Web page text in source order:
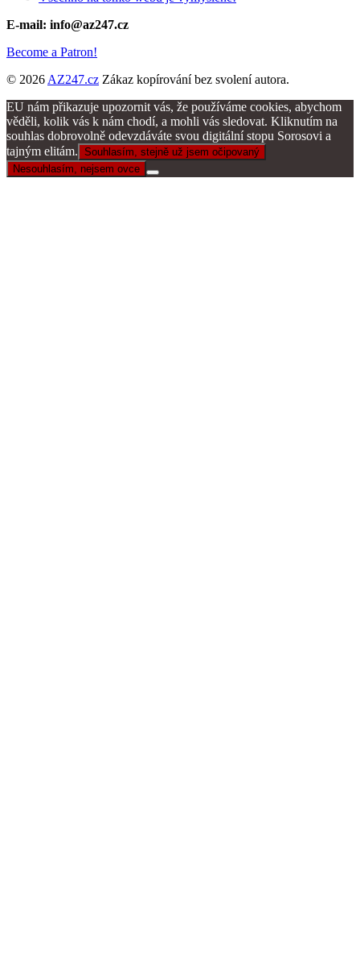
E-mail: info@az247.cz
Become a Patron!
© 2026 AZ247.cz Zákaz kopírování bez svolení autora.
EU nám přikazuje upozornit vás, že používáme cookies, abychom
věděli, kolik vás k nám chodí, a mohli vás sledovat. Kliknutím na
souhlas dobrovolně odevzdáváte svou digitální stopu Sorosovi a
tajným elitám. Souhlasím, stejně už jsem očipovaný
Nesouhlasím, nejsem ovce